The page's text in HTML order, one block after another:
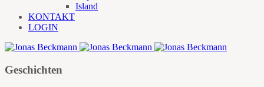
Island
KONTAKT
LOGIN
Geschichten